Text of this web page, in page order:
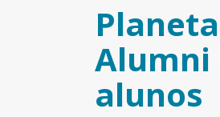
Alumni
alunos